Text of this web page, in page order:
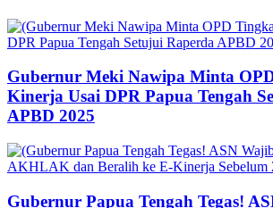
Gubernur Meki Nawipa Minta
Kinerja Usai DPR Papua Tengah
APBD 2025
Gubernur Papua Tengah Tegas!